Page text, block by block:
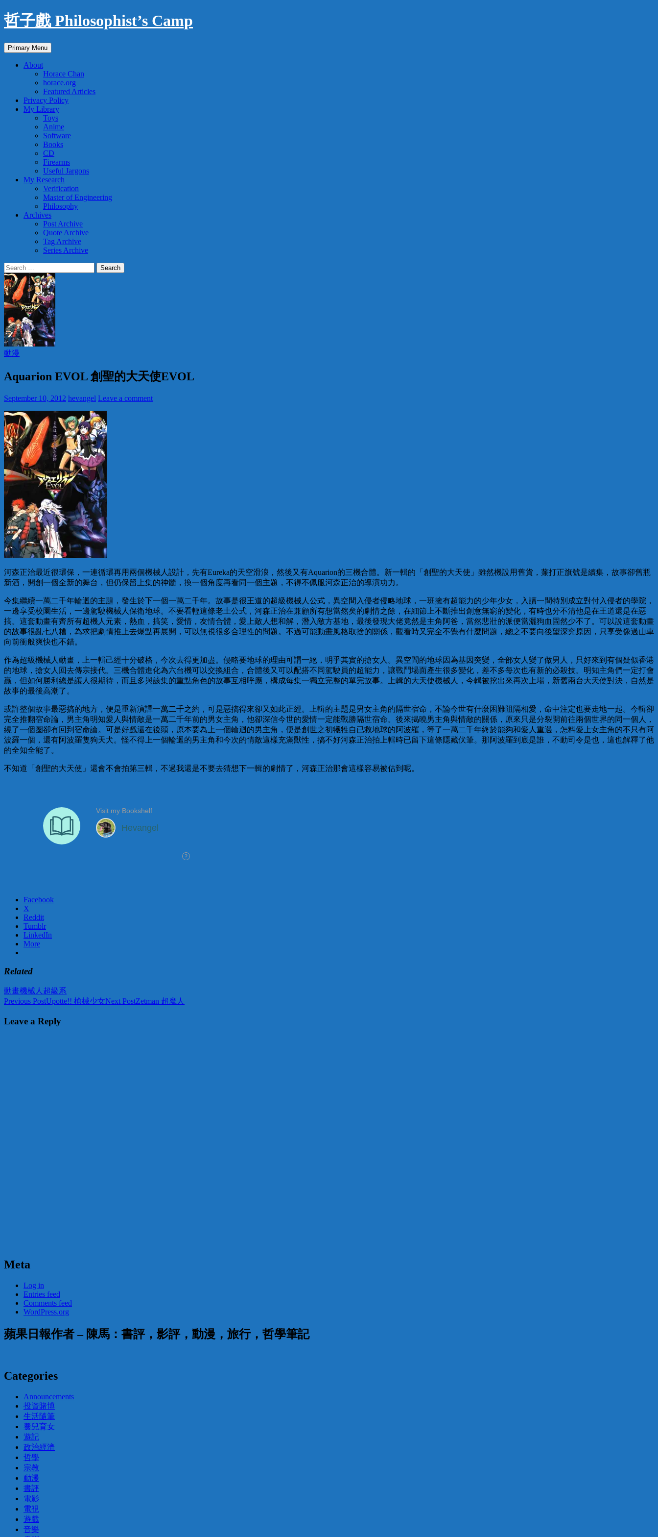
Skip
to
哲子戲 Philosophist’s Camp
Search
Primary Menu
About
Horace Chan
horace.org
Featured Articles
Privacy Policy
My Library
Toys
Anime
Software
Books
CD
Firearms
Useful Jargons
My Research
Verification
Master of Engineering
Philosophy
Archives
Post Archive
Quote Archive
Tag Archive
Series Archive
Search
for:
動漫
Aquarion EVOL 創聖的大天使EVOL
September 10, 2012 hevangel Leave a comment
河森正治最近很環保，一連循環再用兩個機械人設計，先有Eureka的天空滑浪，然後又有Aquarion的三機合體。新一輯的「創聖的大天使」雖然機設用舊貨，蒹打正旗號是續集，故事卻舊瓶
新酒，開創一個全新的舞台，但仍保留上集的神髓，換一個角度再看同一個主題，不得不佩服河森正治的導演功力。
今集繼續一萬二千年輪迴的主題，發生於下一個一萬二千年。故事是很王道的超級機械人公式，異空間入侵者侵略地球，一班擁有超能力的少年少女，入讀一間特別成立對付入侵者的學院，
一邊享受校園生活，一邊駕駛機械人保衛地球。不要看輕這條老土公式，河森正治在兼顧所有想當然矣的劇情之餘，在細節上不斷推出創意無窮的變化，有時也分不清他是在王道還是在惡
搞。這套動畫有齊所有超機人元素，熱血，搞笑，愛情，友情合體，愛上敵人想和解，潛入敵方基地，最後發現大佬竟然是主角阿爸，當然悲壯的派便當灑狗血固然少不了。可以說這套動畫
的故事很亂七八糟，為求把劇情推上去爆點再展開，可以無視很多合理性的問題。不過可能動畫風格取捨的關係，觀看時又完全不覺有什麼問題，總之不要向後望深究原因，只享受像過山車
向前衝般爽快也不錯。
作為超級機械人動畫，上一輯己經十分破格，今次去得更加盡。侵略要地球的理由可謂一絕，明乎其實的搶女人。異空間的地球因為基因突變，全部女人變了做男人，只好來到有個疑似香港
的地球，搶女人回去傳宗接代。三機合體進化為六台機可以交換組合，合體後又可以配搭不同駕駛員的超能力，讓戰鬥場面產生很多變化，差不多每次也有新的必殺技。明知主角們一定打會
贏，但如何勝利總是讓人很期待，而且多與該集的重點角色的故事互相呼應，構成每集一獨立完整的單完故事。上輯的大天使機械人，今輯被挖出來再次上場，新舊兩台大天使對決，自然是
故事的最後高潮了。
或許整個故事最惡搞的地方，便是重新演譯一萬二千之約，可是惡搞得來卻又如此正經。上輯的主題是男女主角的隔世宿命，不論今世有什麼困難阻隔相愛，命中注定也要走地一起。今輯卻
完全推翻宿命論，男主角明知愛人與情敵是一萬二千年前的男女主角，他卻深信今世的愛情一定能戰勝隔世宿命。後來揭曉男主角與情敵的關係，原來只是分裂開前往兩個世界的同一個人，
繞了一個圈卻有回到宿命論。可是好戲還在後頭，原本要為上一個輪迴的男主角，便是創世之初犧牲自已救地球的阿波羅，等了一萬二千年終於能夠和愛人重遇，怎料愛上女主角的不只有阿
波羅一個，還有阿波羅隻狗天犬。怪不得上一個輪迴的男主角和今次的情敵這樣充滿獸性，搞不好河森正治拍上輯時已留下這條隱藏伏筆。那阿波羅到底是誰，不動司令是也，這也解釋了他
的全知全能了。
不知道「創聖的大天使」還會不會拍第三輯，不過我還是不要去猜想下一輯的劇情了，河森正治那會這樣容易被估到呢。
Facebook
X
Reddit
Tumblr
LinkedIn
More
Related
動畫機械人 超級系
Post
navigation
Previous PostUpotte!! 槍械少女Next PostZetman 超魔人
Leave a Reply
Meta
Log in
Entries feed
Comments feed
WordPress.org
蘋果日報作者 – 陳馬：書評，影評，動漫，旅行，哲學筆記
Categories
Announcements
投資賭博
生活隨筆
養兒育女
遊記
政治經濟
哲學
宗教
動漫
書評
電影
電視
遊戲
音樂